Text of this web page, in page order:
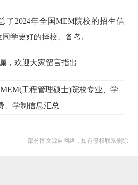
了2024年全国MEM院校的招生信
学更好的择校、备考。
，欢迎大家留言指出
部分图文源自网络，如有侵权联系删除